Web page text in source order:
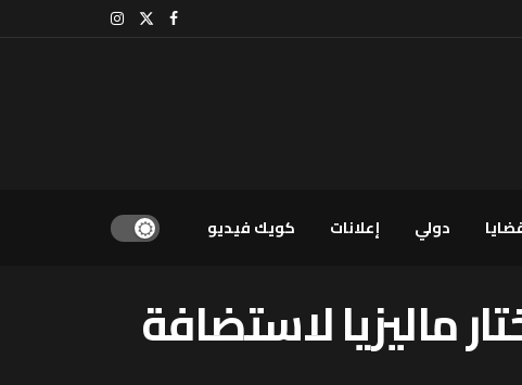
دولي إعلانات كويك فيديو
ماليزيا لاستضافة